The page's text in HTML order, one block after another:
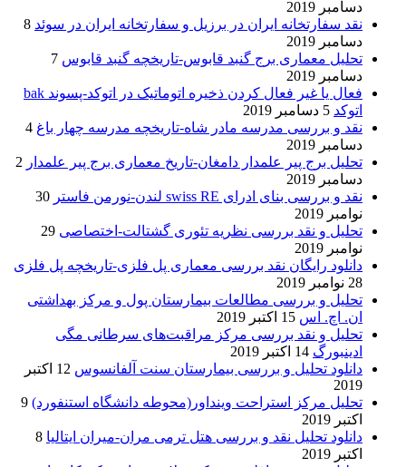
دسامبر 2019
نقد سفارتخانه ایران در برزیل و سفارتخانه ایران در سوئد 8
دسامبر 2019
تحلیل معماری برج گنبد قابوس-تاریخچه گنبد قابوس 7
دسامبر 2019
فعال یا غیر فعال کردن ذخیره اتوماتیک در اتوکد-پسوند bak
اتوکد 5 دسامبر 2019
نقد و بررسی مدرسه مادر شاه-تاریخچه مدرسه چهار باغ 4
دسامبر 2019
تحلیل برج پیر علمدار دامغان-تاریخ معماری برج پیر علمدار 2
دسامبر 2019
نقد و بررسی بنای ادرای swiss RE لندن-نورمن فاستر
30
نوامبر 2019
تحلیل و نقد بررسی نظریه تئوری گشتالت-اختصاصی 29
نوامبر 2019
دانلود رایگان نقد بررسی معماری پل فلزی-تاریخچه پل فلزی
28 نوامبر 2019
تحلیل و بررسی مطالعات بیمارستان پول و مرکز بهداشتی
ان. اچ. اس 15 اکتبر 2019
تحلیل و نقد بررسی مرکز مراقبت‌های سرطانی مگی
ادینبورگ 14 اکتبر 2019
دانلود تحلیل و بررسی بیمارستان سنت آلفانسوس
12 اکتبر
2019
تحلیل مرکز استراحت وینداور(محوطه دانشگاه استنفورد) 9
اکتبر 2019
دانلود تحلیل نقد و بررسی هتل ترمی مران-میران ایتالیا 8
اکتبر 2019